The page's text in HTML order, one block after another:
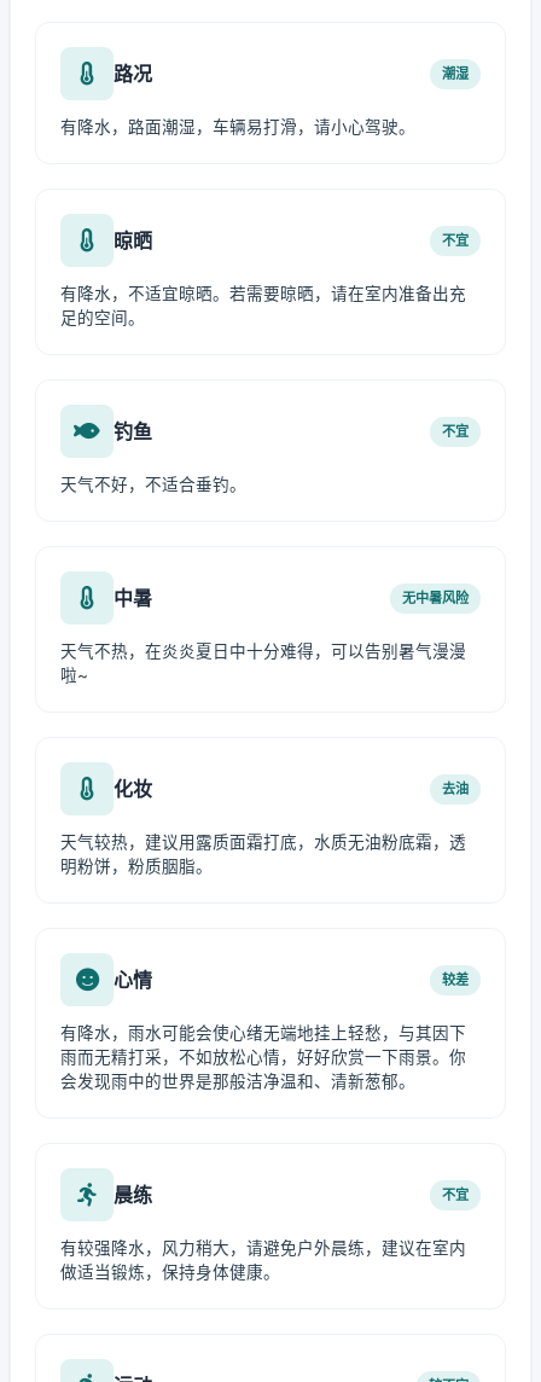
路况 潮湿
有降水，路面潮湿，车辆易打滑，请小心驾驶。
晾晒 不宜
有降水，不适宜晾晒。若需要晾晒，请在室内准备出充
足的空间。
钓鱼 不宜
天气不好，不适合垂钓。
中暑 无中暑风险
天气不热，在炎炎夏日中十分难得，可以告别暑气漫漫
啦~
化妆 去油
天气较热，建议用露质面霜打底，水质无油粉底霜，透
明粉饼，粉质胭脂。
心情 较差
有降水，雨水可能会使心绪无端地挂上轻愁，与其因下
雨而无精打采，不如放松心情，好好欣赏一下雨景。你
会发现雨中的世界是那般洁净温和、清新葱郁。
晨练 不宜
有较强降水，风力稍大，请避免户外晨练，建议在室内
做适当锻炼，保持身体健康。